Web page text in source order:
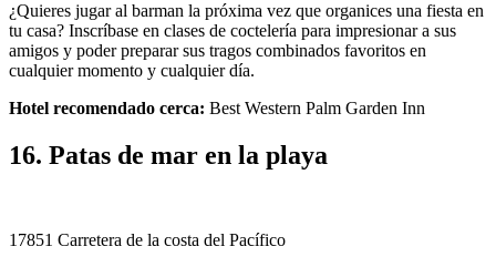
¿Quieres jugar al barman la próxima vez que organices una fiesta en
tu casa? Inscríbase en clases de coctelería para impresionar a sus
amigos y poder preparar sus tragos combinados favoritos en
cualquier momento y cualquier día.
Hotel recomendado cerca: Best Western Palm Garden Inn
16. Patas de mar en la playa
17851 Carretera de la costa del Pacífico